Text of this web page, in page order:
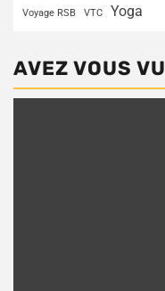
Voyage RSB VTC Yoga
AVEZ VOUS VU